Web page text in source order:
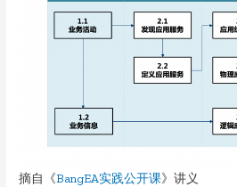
摘自《BangEA实践公开课》讲义